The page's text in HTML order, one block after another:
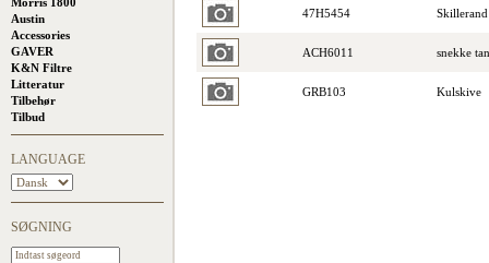
Austin
Accessories
GAVER
K&N Filtre
Litteratur
Tilbehør
Tilbud
LANGUAGE
SØGNING
47H5454
ACH6011 snekke
GRB103 Kulskive